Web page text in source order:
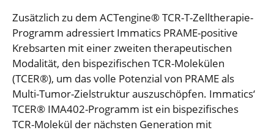
Zusätzlich zu dem ACTengine® TCR-T-Zelltherapie-
Programm adressiert Immatics PRAME-positive
Krebsarten mit einer zweiten therapeutischen
Modalität, den bispezifischen TCR-Molekülen
(TCER®), um das volle Potenzial von PRAME als
Multi-Tumor-Zielstruktur auszuschöpfen. Immatics‘
TCER® IMA402-Programm ist ein bispezifisches
TCR-Molekül der nächsten Generation mit